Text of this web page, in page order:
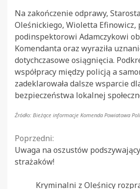
Na zakończenie odprawy,
Oleśnickiego, Wioletta Efinowicz,
podinspektorowi Adamczykowi
Komendanta oraz wyraziła
dotychczasowe osiągnięcia.
współpracy między policją a
zadeklarowała dalsze wsparcie
bezpieczeństwa lokalnej
Źródło: Bieżące informacje Komenda Powiatowa
Continue
Reading
Poprzedni:
Uwaga na oszustów
strażaków!
Kryminalni z Oleśnicy